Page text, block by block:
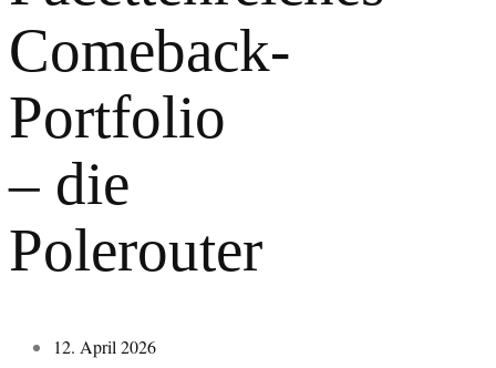
Comeback-
Portfolio
– die
Polerouter
12. April 2026